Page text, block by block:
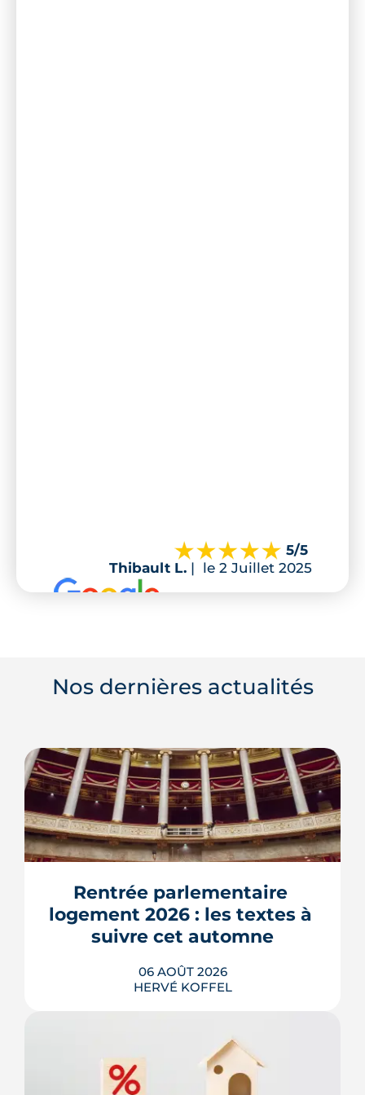
5/5
Thibault L. | le 2 Juillet 2025
Nos dernières actualités
Rentrée parlementaire
logement 2026 : les textes à
suivre cet automne
06 AOÛT 2026
HERVÉ KOFFEL
Après un printemps d'annonces,
l'automne 2026 sera l'heure de vérité